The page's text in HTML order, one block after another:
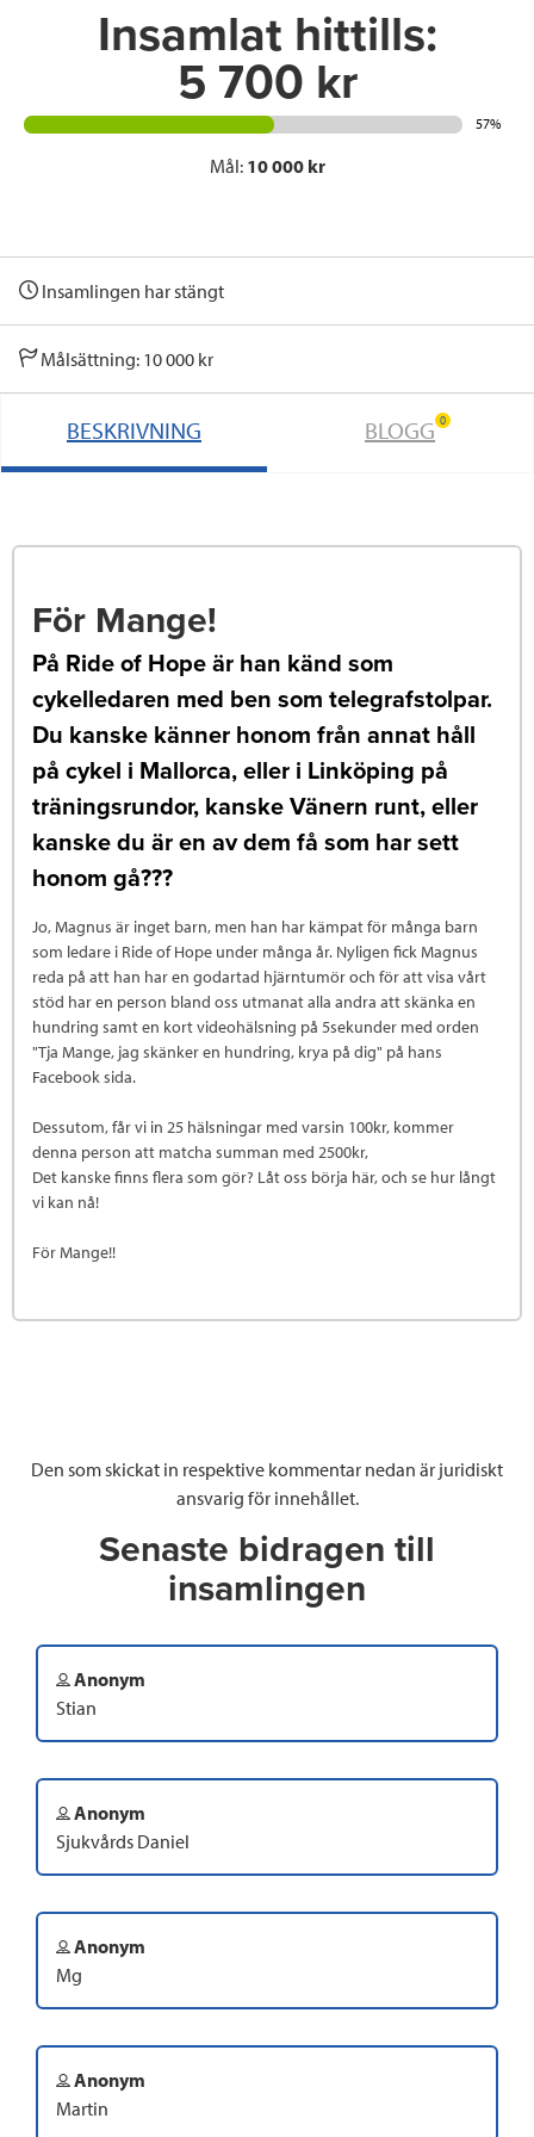
Insamlat hittills:
5 700 kr
57%
Mål: 10 000 kr
Insamlingen har stängt
Målsättning: 10 000 kr
BESKRIVNING BLOGG 0
För Mange!
På Ride of Hope är han känd som
cykelledaren med ben som telegrafstolpar.
Du kanske känner honom från annat håll
på cykel i Mallorca, eller i Linköping på
träningsrundor, kanske Vänern runt, eller
kanske du är en av dem få som har sett
honom gå???
Jo, Magnus är inget barn, men han har kämpat för många barn
som ledare i Ride of Hope under många år. Nyligen fick Magnus
reda på att han har en godartad hjärntumör och för att visa vårt
stöd har en person bland oss utmanat alla andra att skänka en
hundring samt en kort videohälsning på 5sekunder med orden
"Tja Mange, jag skänker en hundring, krya på dig" på hans
Facebook sida.
Dessutom, får vi in 25 hälsningar med varsin 100kr, kommer
denna person att matcha summan med 2500kr,
Det kanske finns flera som gör? Låt oss börja här, och se hur långt
vi kan nå!
För Mange!!
Den som skickat in respektive kommentar nedan är juridiskt
ansvarig för innehållet.
Senaste bidragen till
insamlingen
Anonym
Stian
Anonym
Sjukvårds Daniel
Anonym
Mg
Anonym
Martin